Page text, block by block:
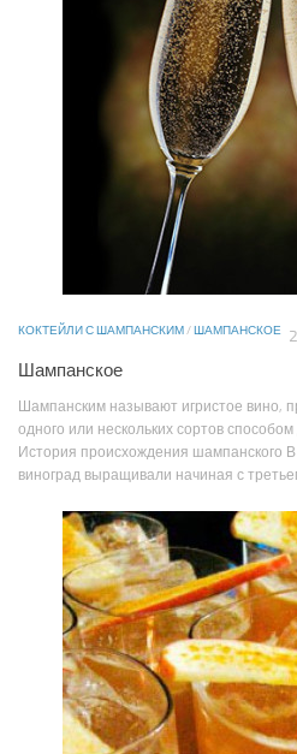
КОКТЕЙЛИ С ШАМПАНСКИМ / ШАМПАНСКОЕ
Шампанское
Шампанским называют игристое вино,
одного или нескольких сортов
История происхождения шампанского
виноград выращивали начиная с третьего